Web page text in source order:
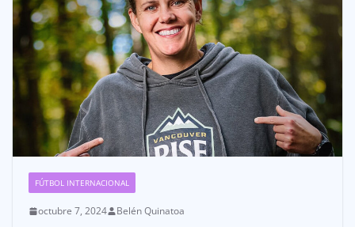
FÚTBOL INTERNACIONAL
octubre 7, 2024 Belén Quinatoa